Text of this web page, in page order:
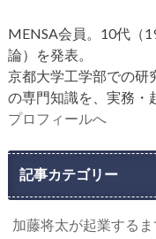
MENSA会員。10代（
論）を発表。
京都大学工学部での研
の専門知識を、実務・
プロフィールへ
記事カテゴリー
加藤将太が起業する